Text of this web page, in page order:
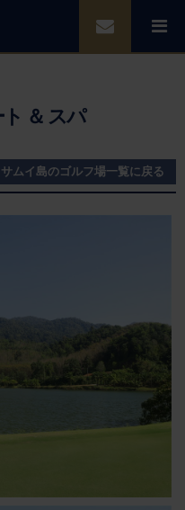
＆ スパ
ムイ島のゴルフ場一覧に戻る